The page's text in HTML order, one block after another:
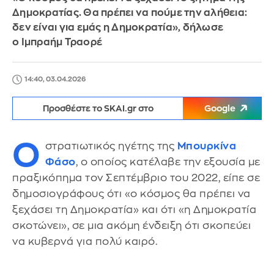
Δημοκρατίας. Θα πρέπει να πούμε την αλήθεια:
δεν είναι για εμάς η Δημοκρατία», δήλωσε
ο Ιμπραήμ Τραορέ
14:40, 03.04.2026
Προσθέστε το SKAI.gr στο Google
Ο στρατιωτικός ηγέτης της Μπουρκίνα
Φάσο, ο οποίος κατέλαβε την εξουσία με
πραξικόπημα τον Σεπτέμβριο του 2022, είπε σε
δημοσιογράφους ότι «ο κόσμος θα πρέπει να
ξεχάσει τη Δημοκρατία» και ότι «η Δημοκρατία
σκοτώνει», σε μια ακόμη ένδειξη ότι σκοπεύει
να κυβερνά για πολύ καιρό.